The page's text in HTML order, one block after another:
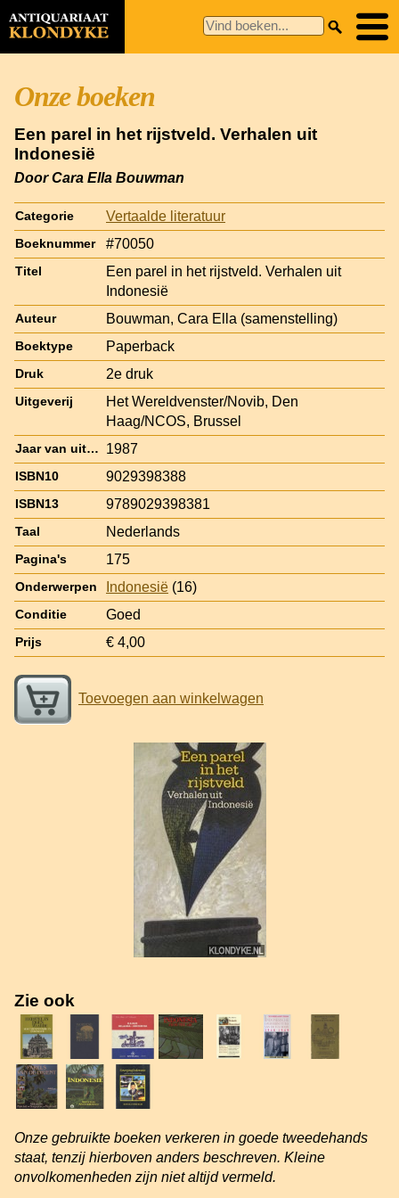
Onze boeken
Een parel in het rijstveld. Verhalen uit
Indonesië
Door Cara Ella Bouwman
Categorie Vertaalde literatuur
Boeknummer #70050
Titel
Een parel in het rijstveld. Verhalen uit
Indonesië
Auteur Bouwman, Cara Ella (samenstelling)
Boektype Paperback
Druk 2e druk
Uitgeverij
Het Wereldvenster/Novib, Den
Haag/NCOS, Brussel
Jaar van uitgave 1987
ISBN10 9029398388
ISBN13 9789029398381
Taal Nederlands
Pagina's 175
Onderwerpen Indonesië (16)
Conditie Goed
Prijs € 4,00
Toevoegen aan winkelwagen
Zie ook
Onze gebruikte boeken verkeren in goede tweedehands
staat, tenzij hierboven anders beschreven. Kleine
onvolkomenheden zijn niet altijd vermeld.